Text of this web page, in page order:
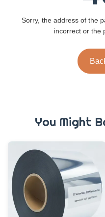
Sorry, the address of the
incorrect or the
You Might